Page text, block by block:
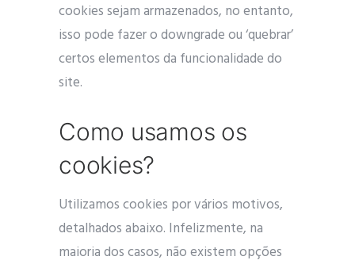
cookies sejam armazenados, no entanto,
isso pode fazer o downgrade ou ‘quebrar’
certos elementos da funcionalidade do
site.
Como usamos os
cookies?
Utilizamos cookies por vários motivos,
detalhados abaixo. Infelizmente, na
maioria dos casos, não existem opções